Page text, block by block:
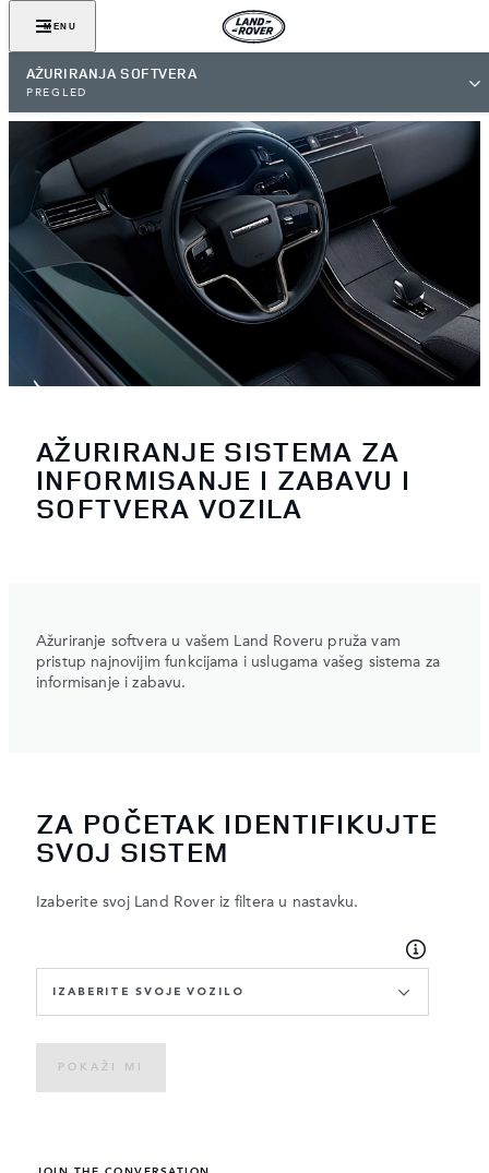
MENU
AŽURIRANJA SOFTVERA
PREGLED
AŽURIRANJE SISTEMA ZA
INFORMISANJE I ZABAVU I
SOFTVERA VOZILA
Ažuriranje softvera u vašem Land Roveru pruža vam
pristup najnovijim funkcijama i uslugama vašeg sistema za
informisanje i zabavu.
ZA POČETAK IDENTIFIKUJTE
SVOJ SISTEM
Izaberite svoj Land Rover iz filtera u nastavku.
IZABERITE SVOJE VOZILO
POKAŽI MI